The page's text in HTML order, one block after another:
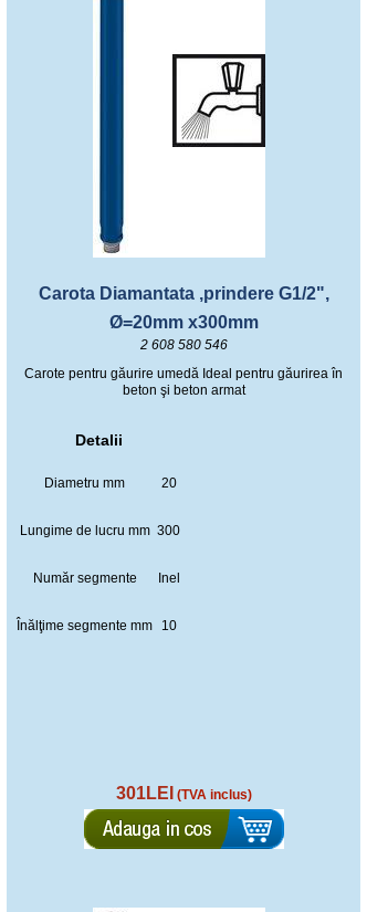
Carota Diamantata ,prindere G1/2",
Ø=20mm x300mm
2 608 580 546
Carote pentru găurire umedă Ideal pentru găurirea în
beton şi beton armat
Detalii
Diametru mm 20
Lungime de lucru mm 300
Număr segmente Inel
Înălţime segmente mm 10
301LEI (TVA inclus)